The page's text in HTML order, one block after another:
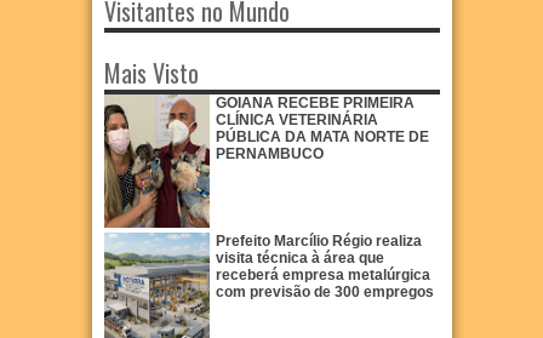
Visitantes no Mundo
Mais Visto
GOIANA RECEBE PRIMEIRA
CLÍNICA VETERINÁRIA
PÚBLICA DA MATA NORTE DE
PERNAMBUCO
Prefeito Marcílio Régio realiza
visita técnica à área que
receberá empresa metalúrgica
com previsão de 300 empregos